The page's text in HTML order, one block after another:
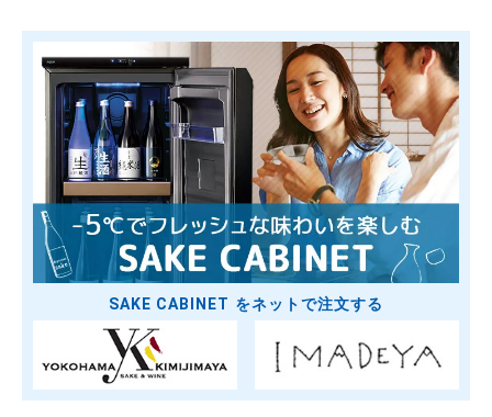
SAKE CABINET をネットで注文する